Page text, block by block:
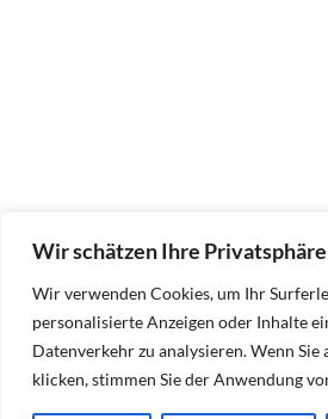
Wir schätzen Ihre Privatsphäre
Wir verwenden Cookies, um Ihr
personalisierte Anzeigen oder Inhalte
Datenverkehr zu analysieren. Wenn Sie
klicken, stimmen Sie der Anwendung